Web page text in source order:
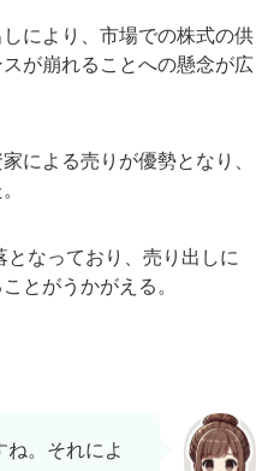
により、市場での株式の供
が崩れることへの懸念が広
による売りが優勢となり、
なっており、売り出しに
とがうかがえる。
。それによ